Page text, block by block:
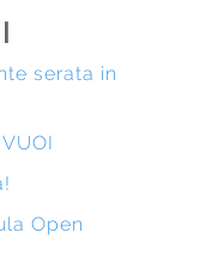
serata in
Open